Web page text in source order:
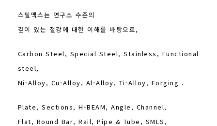
스틸맥스는 연구소 수준의
깊이 있는 철강에 대한 이해를 바탕으로,
Carbon Steel, Special Steel, Stainless, Functional
steel,
Ni-Alloy, Cu-Alloy, Al-Alloy, Ti-Alloy, Forging .
Plate, Sections, H-BEAM, Angle, Channel,
Flat, Round Bar, Rail, Pipe & Tube, SMLS,